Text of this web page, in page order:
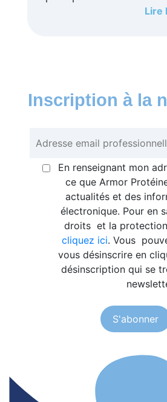
Lire
Inscription à la
En renseignant mon
ce que Armor
actualités et des
électronique. Pour en
droits et la
cliquez ici. Vous
vous désinscrire en
désinscription qui se